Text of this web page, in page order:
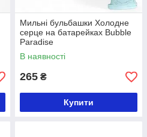
Мильні бульбашки Холодне
серце на батарейках Bubble
Paradise
В наявності
265 ₴
Купити